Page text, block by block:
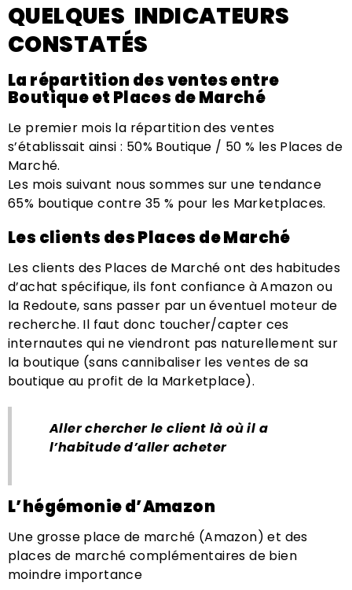
QUELQUES INDICATEURS
CONSTATÉS
La répartition des ventes entre
Boutique et Places de Marché
Le premier mois la répartition des ventes
s’établissait ainsi : 50% Boutique / 50 % les Places de
Marché.
Les mois suivant nous sommes sur une tendance
65% boutique contre 35 % pour les Marketplaces.
Les clients des Places de Marché
Les clients des Places de Marché ont des habitudes
d’achat spécifique, ils font confiance à Amazon ou
la Redoute, sans passer par un éventuel moteur de
recherche. Il faut donc toucher/capter ces
internautes qui ne viendront pas naturellement sur
la boutique (sans cannibaliser les ventes de sa
boutique au profit de la Marketplace).
Aller chercher le client là où il a
l’habitude d’aller acheter
L’hégémonie d’Amazon
Une grosse place de marché (Amazon) et des
places de marché complémentaires de bien
moindre importance